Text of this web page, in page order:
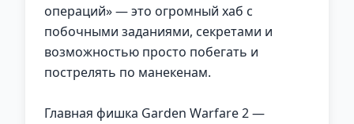
операций» — это огромный хаб с
побочными заданиями, секретами и
возможностью просто побегать и
пострелять по манекенам.
Главная фишка Garden Warfare 2 —